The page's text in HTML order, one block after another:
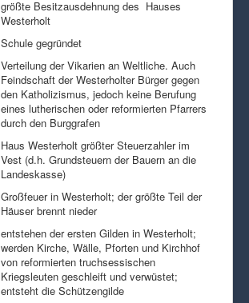
größte Besitzausdehnung des Hauses
Westerholt
Schule gegründet
Verteilung der Vikarien an Weltliche. Auch
Feindschaft der Westerholter Bürger gegen
den Katholizismus, jedoch keine Berufung
eines lutherischen oder reformierten Pfarrers
durch den Burggrafen
Haus Westerholt größter Steuerzahler im
Vest (d.h. Grundsteuern der Bauern an die
Landeskasse)
Großfeuer in Westerholt; der größte Teil der
Häuser brennt nieder
entstehen der ersten Gilden in Westerholt;
werden Kirche, Wälle, Pforten und Kirchhof
von reformierten truchsessischen
Kriegsleuten geschleift und verwüstet;
entsteht die Schützengilde